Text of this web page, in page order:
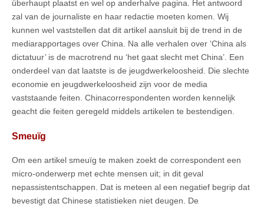
überhaupt plaatst en wel op anderhalve pagina. Het antwoord
zal van de journaliste en haar redactie moeten komen. Wij
kunnen wel vaststellen dat dit artikel aansluit bij de trend in de
mediarapportages over China. Na alle verhalen over ‘China als
dictatuur’ is de macrotrend nu ‘het gaat slecht met China’. Een
onderdeel van dat laatste is de jeugdwerkeloosheid. Die slechte
economie en jeugdwerkeloosheid zijn voor de media
vaststaande feiten. Chinacorrespondenten worden kennelijk
geacht die feiten geregeld middels artikelen te bestendigen.
Smeuïg
Om een artikel smeuïg te maken zoekt de correspondent een
micro-onderwerp met echte mensen uit; in dit geval
nepassistentschappen. Dat is meteen al een negatief begrip dat
bevestigt dat Chinese statistieken niet deugen. De